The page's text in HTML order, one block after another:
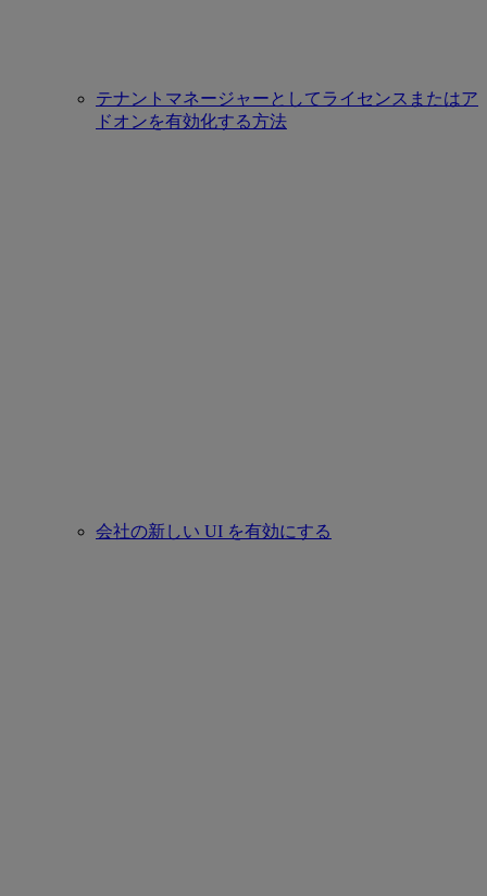
テナントマネージャーとしてライセンスまたはア
ドオンを有効化する方法
会社の新しい UI を有効にする